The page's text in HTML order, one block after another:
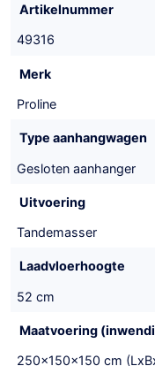
Artikelnummer
49316
Merk
Proline
Type aanhangwagen
Gesloten aanhanger
Uitvoering
Tandemasser
Laadvloerhoogte
52 cm
Maatvoering
250x150x150 cm